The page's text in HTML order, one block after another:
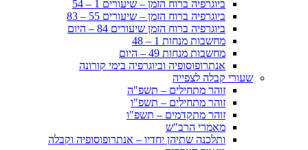
ביוגרפיה ברוח הזמן – שיעורים 1 – 54
ביוגרפיה ברוח הזמן – שיעורים 55 – 83
ביוגרפיה ברוח הזמן שיעורים 84 – היום
מחשבות מנחות 1 – 48
מחשבות מנחות 49 – היום
אנתרופוסופיה וביוגרפיה בימי קורונה
שעורי קבלה לצפייה
זוהר מתחילים – תשפ"ה
זוהר מתחילים – תשפ"ו
זוהר מתקדמים – תשפ"ו
מאמרי הרב"ש
ותלכנה שתיהן יחדיו – אנתרופוסופיה וקבלה